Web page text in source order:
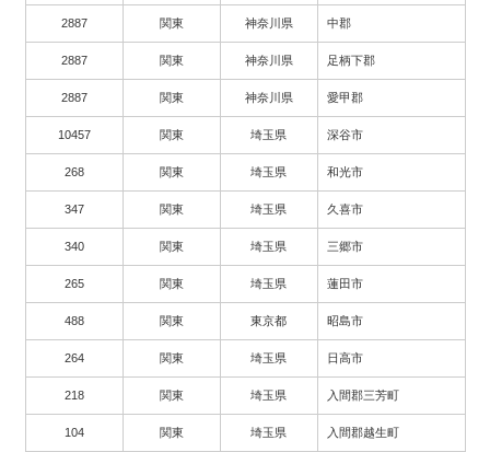
2887 関東 神奈川県 中郡
2887 関東 神奈川県 足柄下郡
2887 関東 神奈川県 愛甲郡
10457 関東 埼玉県 深谷市
268 関東 埼玉県 和光市
347 関東 埼玉県 久喜市
340 関東 埼玉県 三郷市
265 関東 埼玉県 蓮田市
488 関東 東京都 昭島市
264 関東 埼玉県 日高市
218 関東 埼玉県 入間郡三芳町
104 関東 埼玉県 入間郡越生町